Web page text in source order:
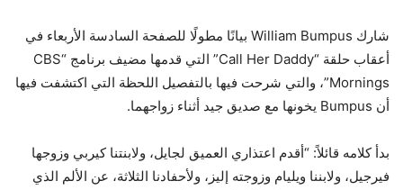
شارك William Bumpus بيانًا مطولًا للصفحة السادسة الأربعاء في
أعقاب حلقة “Call Her Daddy” التي قدمها مضيف برنامج “CBS
Mornings”، والتي شرحت فيها بالتفصيل اللحظة التي اكتشفت فيها
أن Bumpus يخونها مع صديق جيد أثناء زواجهما.
بدأ كلامه قائلاً: “أقدم اعتذاري العميق لجايل، ولابنتنا كيربي وزوجها
فيرجيل، ولابننا ويليام وزوجته إليز، ولأحفادنا الثلاثة، عن الألم الذي